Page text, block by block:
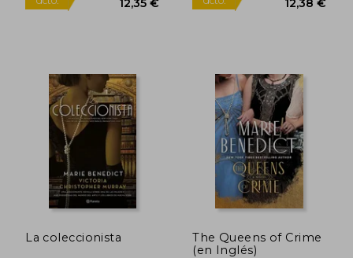
La coleccionista
The Queens of Crime
(en Inglés)